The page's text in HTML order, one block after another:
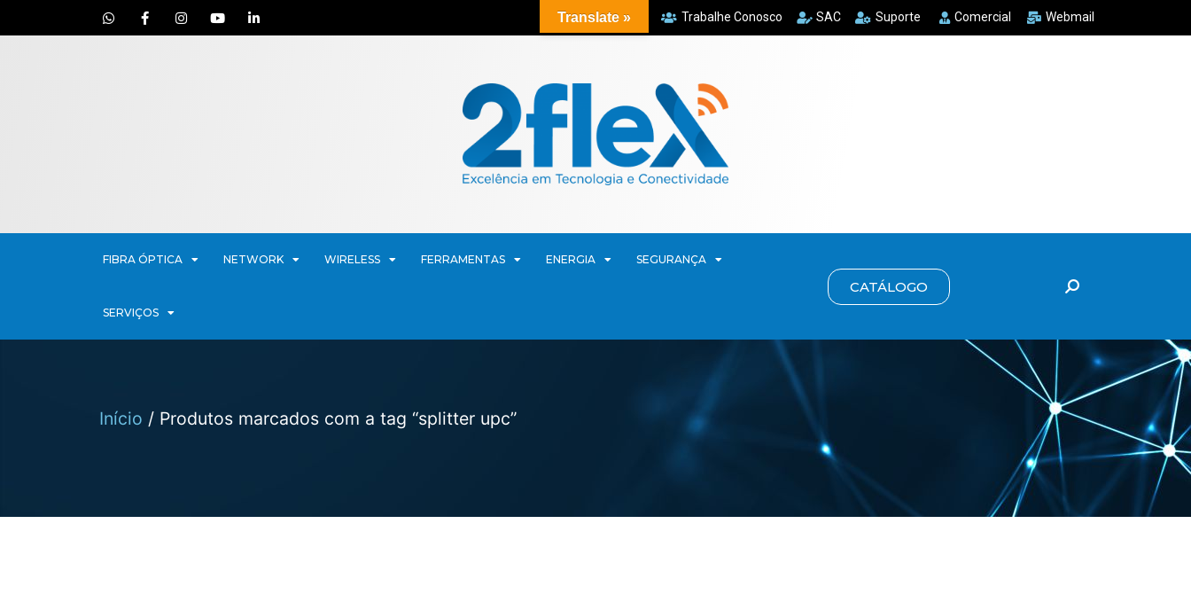
Trabalhe Conosco SAC Suporte Comercial Webmail
FIBRA ÓPTICA NETWORK WIRELESS FERRAMENTAS ENERGIA SEGURANÇA
SERVIÇOS
CATÁLOGO
Início / Produtos marcados com a tag “splitter upc”
Translate »